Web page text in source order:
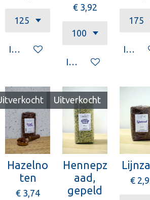
In winkelwagen
€ 3,92
In winkelwagen
In
Hazelno
ten
€ 3,74
Uitverkocht
Hennepz
aad,
gepeld
€